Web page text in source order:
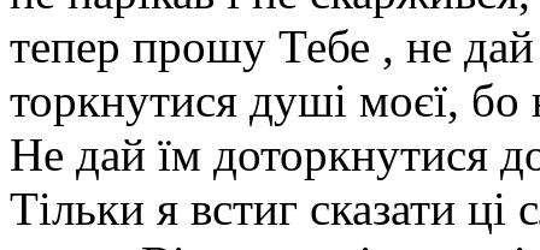
тепер прошу Тебе , не
торкнутися душі моєї, бо
Не дай їм доторкнутися
Тільки я встиг сказати ці